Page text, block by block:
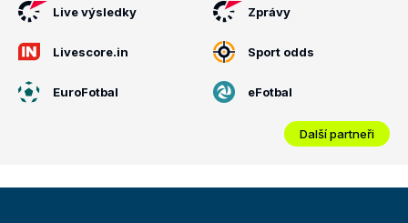
Live výsledky Zprávy
Livescore.in Sport odds
EuroFotbal eFotbal
Další partneři